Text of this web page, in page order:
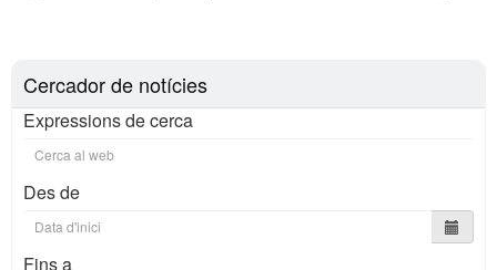
Cercador de notícies
Expressions de cerca
Des de
Fins a